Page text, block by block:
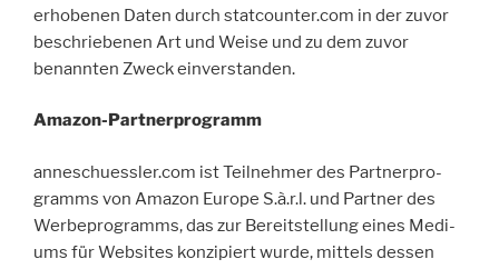
erhobenen Daten durch statcounter.com in der zuvor
beschriebenen Art und Weise und zu dem zuvor
benannten Zweck einverstanden.
Amazon-Partnerprogramm
anneschuessler.com ist Teil­neh­mer des Part­ner­pro­
gramms von Ama­zon Europe S.à.r.l. und Part­ner des
Wer­be­pro­gramms, das zur Bereit­stel­lung eines Medi­
ums für Web­sites kon­zi­piert wurde, mit­tels des­sen